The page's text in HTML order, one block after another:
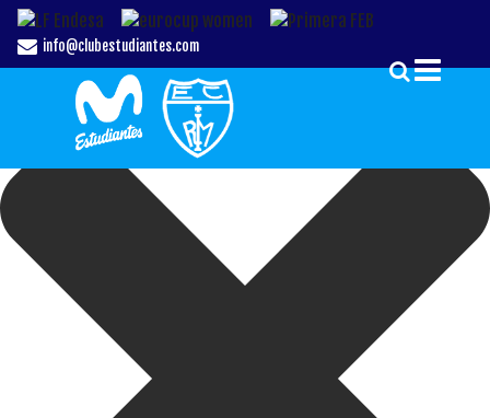
Gestionar el Consentimiento de las Cookies
info@clubestudiantes.com